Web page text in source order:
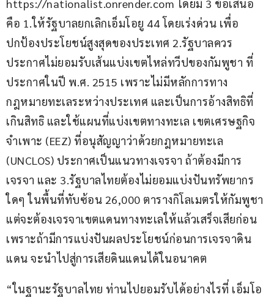
https://nationalist.onrender.com โดยมี 3 ข้อเสนอ
คือ 1.ให้รัฐบาลยกเลิกเอ็มโอยู 44 โดยเร่งด่วน เพื่อ
ปกป้องประโยชน์สูงสุดของประเทศ 2.รัฐบาลควร
ประกาศไม่ยอมรับเส้นแบ่งเขตไหล่ทวีปของกัมพูชา ที่
ประกาศในปี พ.ศ. 2515 เพราะไม่มีหลักการทาง
กฎหมายทะเลระหว่างประเทศ และเป็นการอ้างสิทธิที่
เกินสิทธิ และใช้แผนที่แบ่งเขตทางทะเล เขตเศรษฐกิจ
จำเพาะ (EEZ) ที่อนุสัญญาว่าด้วยกฎหมายทะเล
(UNCLOS) ประกาศเป็นแนวทางเจรจา ถ้าต้องมีการ
เจรจา และ 3.รัฐบาลไทยต้องไม่ยอมแบ่งปันทรัพยากร
ใดๆ ในพื้นที่ทับซ้อน 26,000 ตารางกิโลเมตรให้กัมพูชา
แต่จะต้องเจรจาเขตแดนทางทะเลให้แล้วเสร็จเสียก่อน
เพราะถ้ามีการแบ่งปันผลประโยชน์ก่อนการเจรจาดิน
แดน จะนำไปสู่การเสียดินแดนได้ในอนาคต
“ในฐานะรัฐบาลไทย ท่านไปยอมรับได้อย่างไรที่ เอ็มโอ